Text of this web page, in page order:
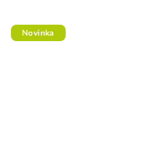
Novinka